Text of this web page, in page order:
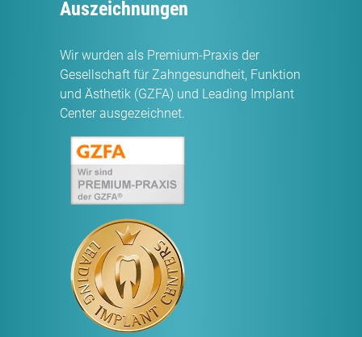
Auszeichnungen
Wir wurden als Premium-Praxis der
Gesellschaft für Zahngesundheit, Funktion
und Ästhetik (GZFA) und Leading Implant
Center ausgezeichnet.